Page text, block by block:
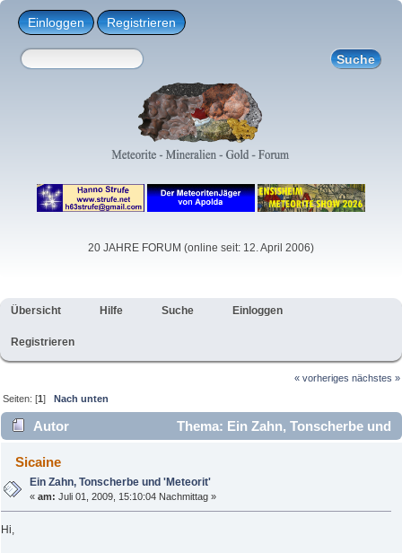
Einloggen Registrieren
20 JAHRE FORUM (online seit: 12. April 2006)
Übersicht Hilfe Suche Einloggen
Registrieren
« vorheriges nächstes »
Seiten: [1]Nach unten
Autor
Thema: Ein Zahn, Tonscherbe und
'Meteorit' (Gelesen 4194 mal)
Sicaine
Ein Zahn, Tonscherbe und 'Meteorit'
«am: Juli 01, 2009, 15:10:04 Nachmittag »
Hi,